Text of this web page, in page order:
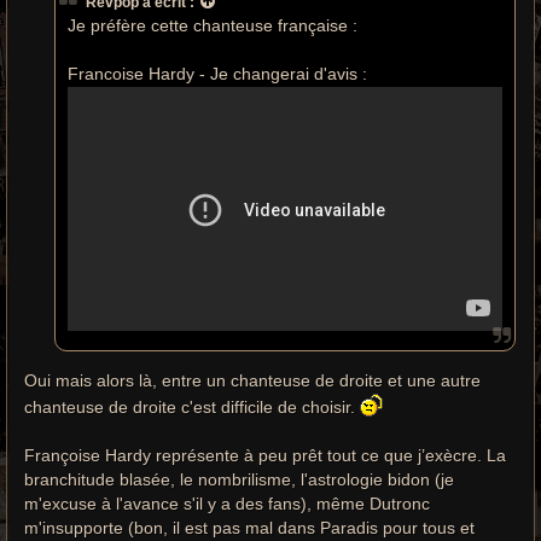
Je préfère cette chanteuse française :
Francoise Hardy - Je changerai d'avis :
Oui mais alors là, entre un chanteuse de droite et une autre
chanteuse de droite c'est difficile de choisir.
Françoise Hardy représente à peu prêt tout ce que j’exècre. La
branchitude blasée, le nombrilisme, l'astrologie bidon (je
m'excuse à l'avance s'il y a des fans), même Dutronc
m'insupporte (bon, il est pas mal dans Paradis pour tous et